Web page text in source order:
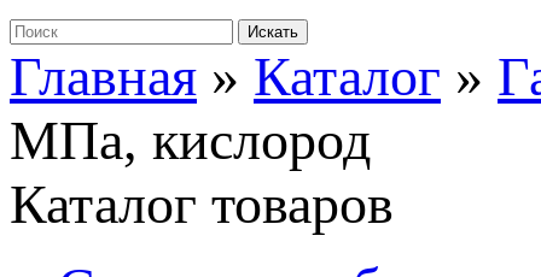
Главная » Каталог »
МПа, кислород
Каталог товаров